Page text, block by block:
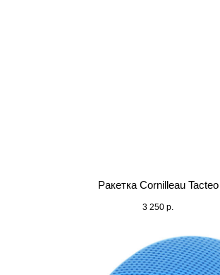
Ракетка Cornilleau Tacteo
3 250 р.